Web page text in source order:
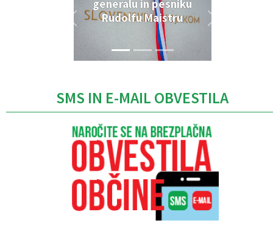
generalu in pesniku
Rudolfu Maistru
SMS IN E-MAIL OBVESTILA